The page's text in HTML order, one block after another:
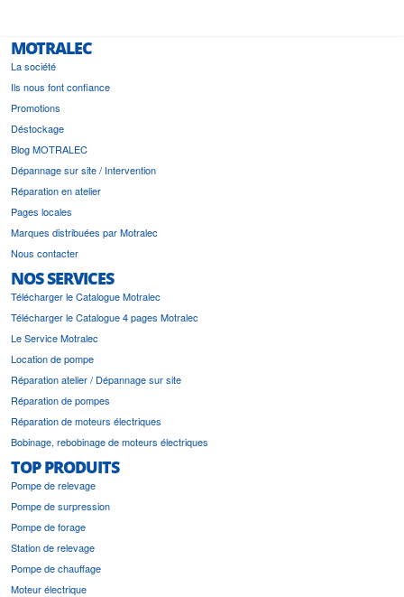
MOTRALEC
La société
Ils nous font confiance
Promotions
Déstockage
Blog MOTRALEC
Dépannage sur site / Intervention
Réparation en atelier
Pages locales
Marques distribuées par Motralec
Nous contacter
NOS SERVICES
Télécharger le Catalogue Motralec
Télécharger le Catalogue 4 pages Motralec
Le Service Motralec
Location de pompe
Réparation atelier / Dépannage sur site
Réparation de pompes
Réparation de moteurs électriques
Bobinage, rebobinage de moteurs électriques
TOP PRODUITS
Pompe de relevage
Pompe de surpression
Pompe de forage
Station de relevage
Pompe de chauffage
Moteur électrique